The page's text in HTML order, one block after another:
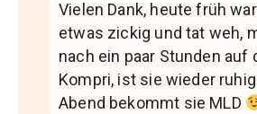
Vielen Dank, heute früh
etwas zickig und tat weh,
nach ein paar Stunden auf
Kompri, ist sie wieder
Abend bekommt sie MLD